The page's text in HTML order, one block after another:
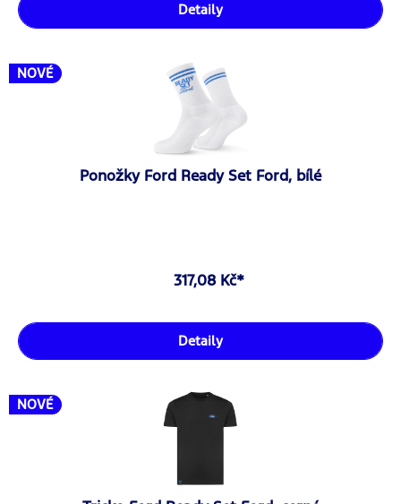
Detaily
NOVÉ
Ponožky Ford Ready Set Ford, bílé
317,08 Kč*
Detaily
NOVÉ